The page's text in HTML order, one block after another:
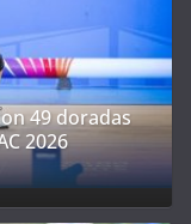
49 doradas
2026